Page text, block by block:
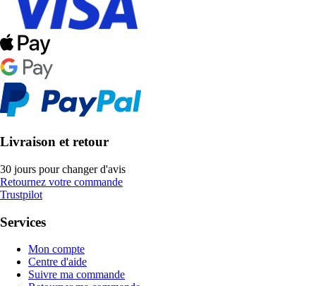
Livraison et retour
30 jours pour changer d'avis
Retournez votre commande
Trustpilot
Services
Mon compte
Centre d'aide
Suivre ma commande